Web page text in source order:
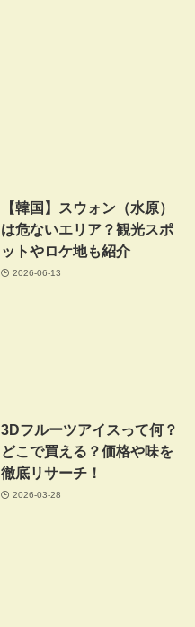
【韓国】スウォン（水原）
は危ないエリア？観光スポ
ットやロケ地も紹介
2026-06-13
3Dフルーツアイスって何？
どこで買える？価格や味を
徹底リサーチ！
2026-03-28